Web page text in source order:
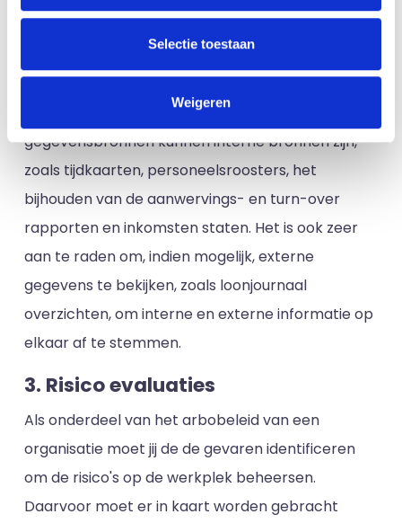
Selectie toestaan
Weigeren
verkennen
Het vinden van de juiste informatiebronnen zal je
helpen om bruikbare punten te identificeren en
datagestuurde beslissingen te nemen. De
gegevensbronnen kunnen interne bronnen zijn,
zoals tijdkaarten, personeelsroosters, het
bijhouden van de aanwervings- en turn-over
rapporten en inkomsten staten. Het is ook zeer
aan te raden om, indien mogelijk, externe
gegevens te bekijken, zoals loonjournaal
overzichten, om interne en externe informatie op
elkaar af te stemmen.
3. Risico evaluaties
Als onderdeel van het arbobeleid van een
organisatie moet jij de de gevaren identificeren
om de risico's op de werkplek beheersen.
Daarvoor moet er in kaart worden gebracht